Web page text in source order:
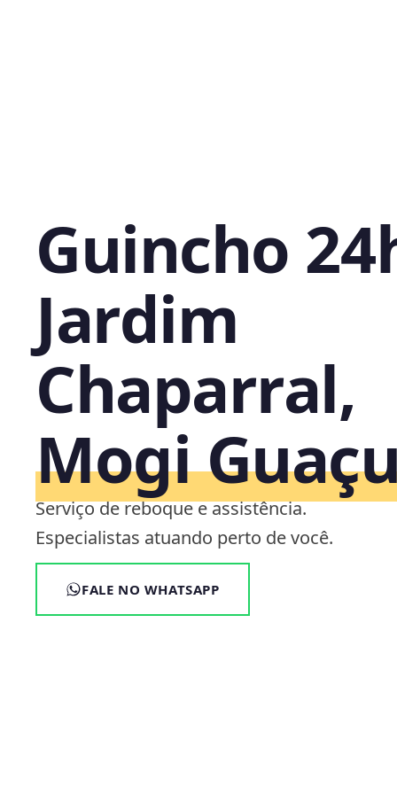
Guincho
Jardim
Chaparral,
Mogi
Serviço de reboque e assistência.
Especialistas atuando perto de você.
FALE NO WHATSAPP